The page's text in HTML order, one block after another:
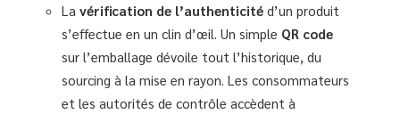
La vérification de l’authenticité d’un produit
s’effectue en un clin d’œil. Un simple QR code
sur l’emballage dévoile tout l’historique, du
sourcing à la mise en rayon. Les consommateurs
et les autorités de contrôle accèdent à